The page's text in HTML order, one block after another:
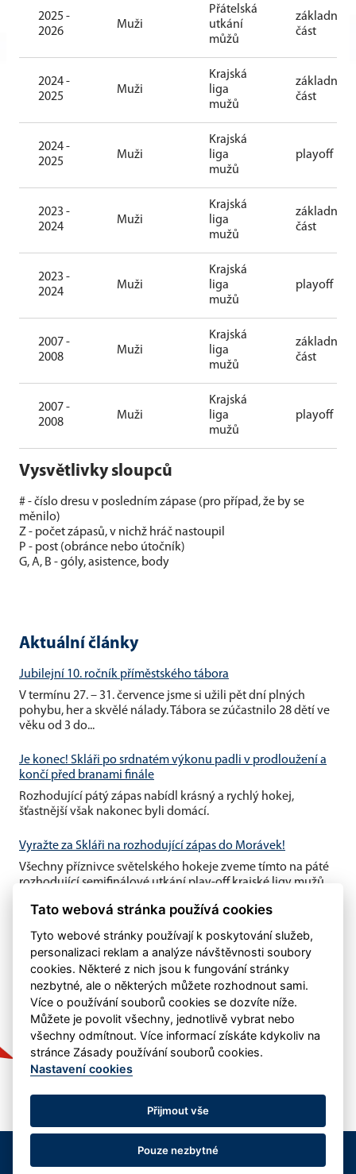
2025 -
2026
Muži
Přátelská
utkání
můžů
základní
část
2024 -
2025
Muži
Krajská
liga
mužů
základní
část
2024 -
2025
Muži
Krajská
liga
mužů
playoff
2023 -
2024
Muži
Krajská
liga
mužů
základní
část
2023 -
2024
Muži
Krajská
liga
mužů
playoff
2007 -
2008
Muži
Krajská
liga
mužů
základní
část
2007 -
2008
Muži
Krajská
liga
mužů
playoff
Vysvětlivky sloupců
# - číslo dresu v posledním zápase (pro případ, že by se
měnilo)
Z - počet zápasů, v nichž hráč nastoupil
P - post (obránce nebo útočník)
G, A, B - góly, asistence, body
Aktuální články
Jubilejní 10. ročník příměstského tábora
V termínu 27. – 31. července jsme si užili pět dní plných
pohybu, her a skvělé nálady. Tábora se zúčastnilo 28 dětí ve
věku od 3 do...
Je konec! Skláři po srdnatém výkonu padli v prodloužení a
končí před branami finále
Rozhodující pátý zápas nabídl krásný a rychlý hokej,
šťastnější však nakonec byli domácí.
Vyražte za Skláři na rozhodující zápas do Morávek!
Všechny příznivce světelského hokeje zveme tímto na páté
rozhodující semifinálové utkání play-off krajské ligy mužů,
& HC Světlá nad Sázavou - kontakt:
Tato webová stránka používá cookies
Tyto webové stránky používají k poskytování služeb,
personalizaci reklam a analýze návštěvnosti soubory
cookies. Některé z nich jsou k fungování stránky
nezbytné, ale o některých můžete rozhodnout sami.
Více o používání souborů cookies se dozvíte níže.
Můžete je povolit všechny, jednotlivě vybrat nebo
všechny odmítnout. Více informací získáte kdykoliv na
stránce Zásady používání souborů cookies.
Nastavení cookies
Přijmout vše
Pouze nezbytné